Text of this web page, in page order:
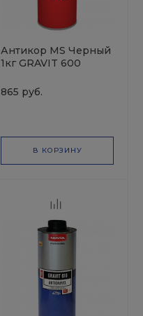
Антикор MS Черный
1кг GRAVIT 600
865 руб.
В КОРЗИНУ